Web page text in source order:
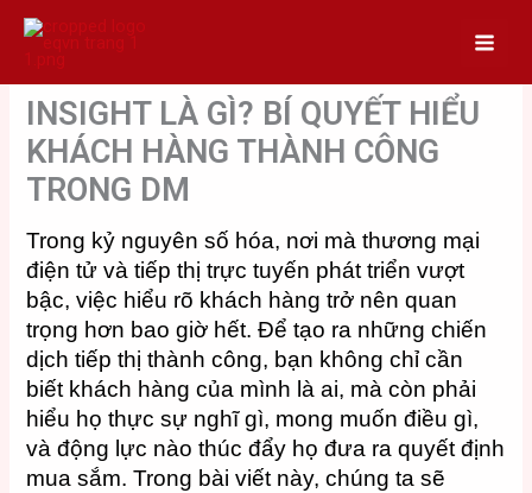
content
INSIGHT LÀ GÌ? BÍ QUYẾT HIỂU
KHÁCH HÀNG THÀNH CÔNG
TRONG DM
Trong kỷ nguyên số hóa, nơi mà thương mại
điện tử và tiếp thị trực tuyến phát triển vượt
bậc, việc hiểu rõ khách hàng trở nên quan
trọng hơn bao giờ hết. Để tạo ra những chiến
dịch tiếp thị thành công, bạn không chỉ cần
biết khách hàng của mình là ai, mà còn phải
hiểu họ thực sự nghĩ gì, mong muốn điều gì,
và động lực nào thúc đẩy họ đưa ra quyết định
mua sắm. Trong bài viết này, chúng ta sẽ